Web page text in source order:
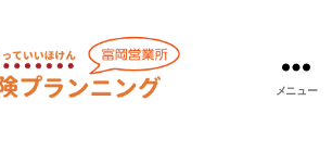
メニュー